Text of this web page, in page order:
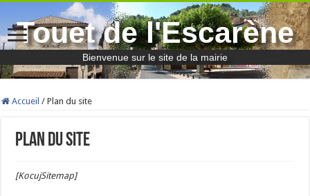
Touet de l'Escarène
Bienvenue sur le site de la mairie
Accueil / Plan du site
Plan du site
[KocujSitemap]